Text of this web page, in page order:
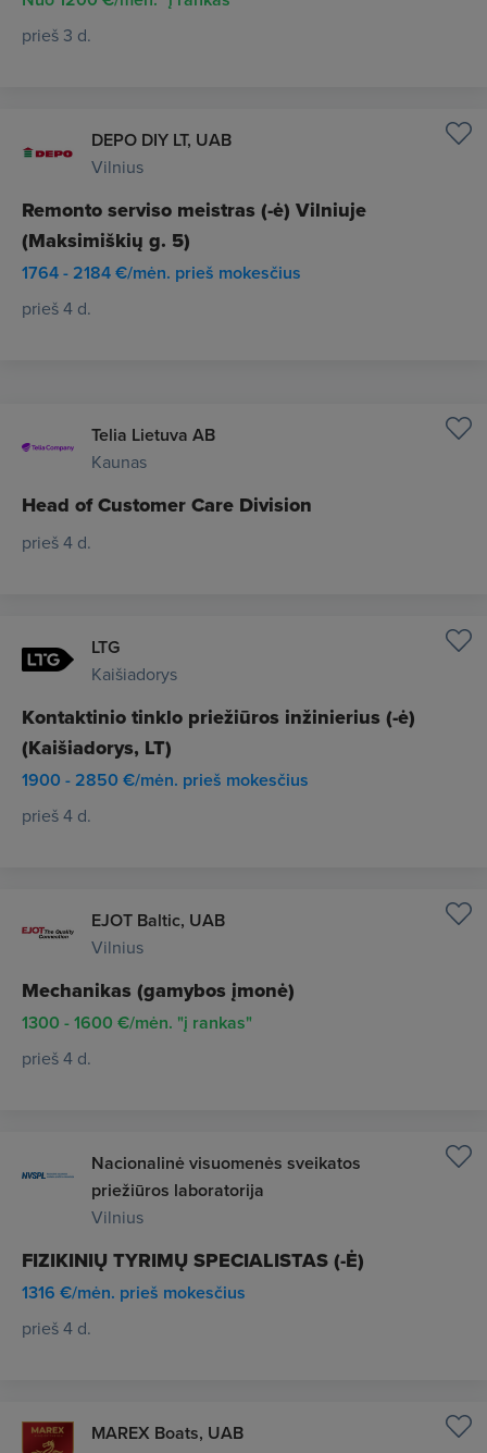
prieš 3 d.
DEPO DIY LT, UAB
Vilnius
Remonto serviso meistras (-ė) Vilniuje
(Maksimiškių g. 5)
1764 - 2184 €/mėn. prieš mokesčius
prieš 4 d.
Telia Lietuva AB
Kaunas
Head of Customer Care Division
prieš 4 d.
LTG
Kaišiadorys
Kontaktinio tinklo priežiūros inžinierius (-ė)
(Kaišiadorys, LT)
1900 - 2850 €/mėn. prieš mokesčius
prieš 4 d.
EJOT Baltic, UAB
Vilnius
Mechanikas (gamybos įmonė)
1300 - 1600 €/mėn. "į rankas"
prieš 4 d.
Nacionalinė visuomenės sveikatos
priežiūros laboratorija
Vilnius
FIZIKINIŲ TYRIMŲ SPECIALISTAS (-Ė)
1316 €/mėn. prieš mokesčius
prieš 4 d.
MAREX Boats, UAB